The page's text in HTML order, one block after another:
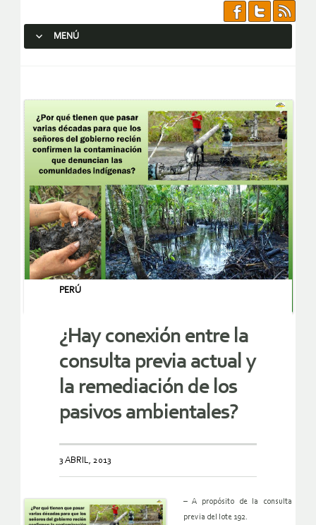
MENÚ
PERÚ
¿Hay conexión entre la
consulta previa actual y
la remediación de los
pasivos ambientales?
3 ABRIL, 2013
– A propósito de la consulta
previa del lote 192.